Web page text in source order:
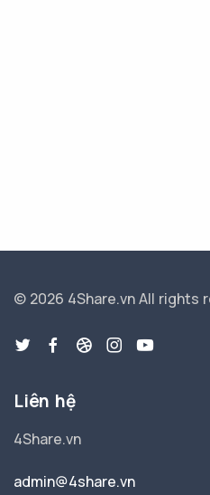
© 2026 4Share.vnAll rights
Liên hệ
4Share.vn
admin@4share.vn